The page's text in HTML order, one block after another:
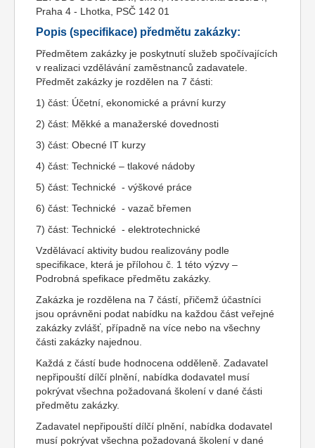
Praha 4 - Lhotka, PSČ 142 01
Popis (specifikace) předmětu zakázky:
Předmětem zakázky je poskytnutí služeb spočívajících
v realizaci vzdělávání zaměstnanců zadavatele.
Předmět zakázky je rozdělen na 7 části:
1) část: Účetní, ekonomické a právní kurzy
2) část: Měkké a manažerské dovednosti
3) část: Obecné IT kurzy
4) část: Technické – tlakové nádoby
5) část: Technické - výškové práce
6) část: Technické - vazač břemen
7) část: Technické - elektrotechnické
Vzdělávací aktivity budou realizovány podle
specifikace, která je přílohou č. 1 této výzvy –
Podrobná spefikace předmětu zakázky.
Zakázka je rozdělena na 7 částí, přičemž účastníci
jsou oprávněni podat nabídku na každou část veřejné
zakázky zvlášť, případně na více nebo na všechny
části zakázky najednou.
Každá z částí bude hodnocena odděleně. Zadavatel
nepřipouští dílčí plnění, nabídka dodavatel musí
pokrývat všechna požadovaná školení v dané části
předmětu zakázky.
Zadavatel nepřipouští dílčí plnění, nabídka dodavatel
musí pokrývat všechna požadovaná školení v dané